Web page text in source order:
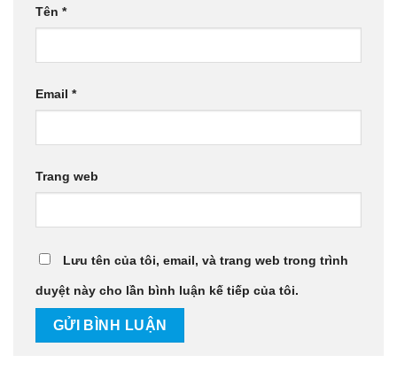
Tên *
Email *
Trang web
Lưu tên của tôi, email, và trang web trong trình
duyệt này cho lần bình luận kế tiếp của tôi.